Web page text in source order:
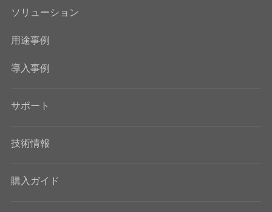
ソリューション
用途事例
導入事例
サポート
技術情報
購入ガイド